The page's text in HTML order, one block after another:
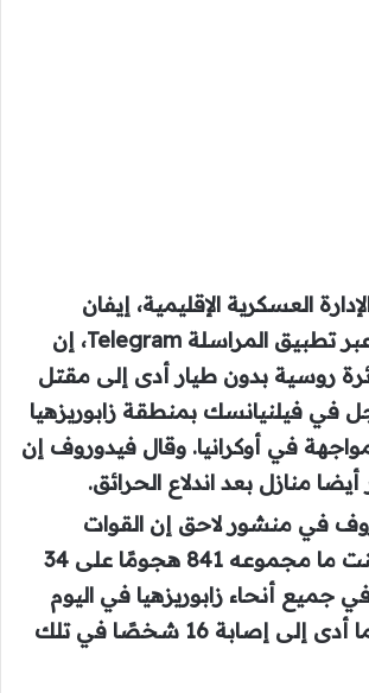
العسكرية الإقليمية، إيفان
فيدوروف، عبر تطبيق المراسلة Telegram، إن
روسية بدون طيار أدى إلى مقتل
في فيلنيانسك بمنطقة زابوريزهيا
في أوكرانيا. وقال فيدوروف إن
منازل بعد اندلاع الحرائق.
في منشور لاحق إن القوات
الروسية شنت ما مجموعه 841 هجومًا على 34
جميع أنحاء زابوريزهيا في اليوم
الماضي، مما أدى إلى إصابة 16 شخصًا في تلك